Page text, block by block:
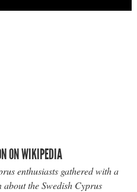
ON WIKIPEDIA
enthusiasts gathered with a
the Swedish Cyprus